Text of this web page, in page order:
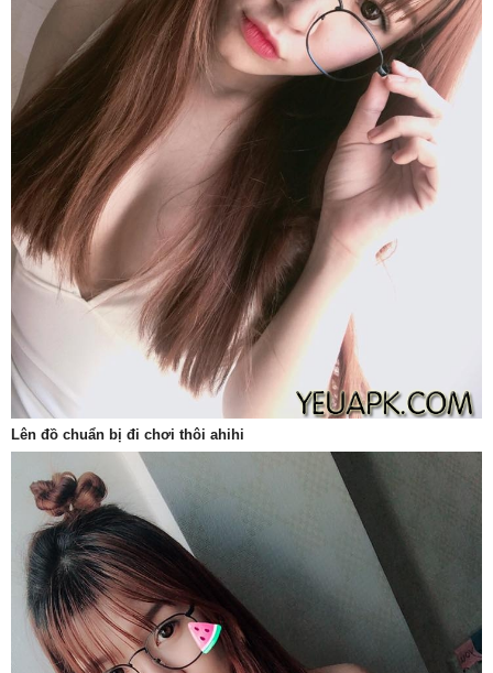
Lên đồ chuẩn bị đi chơi thôi ahihi